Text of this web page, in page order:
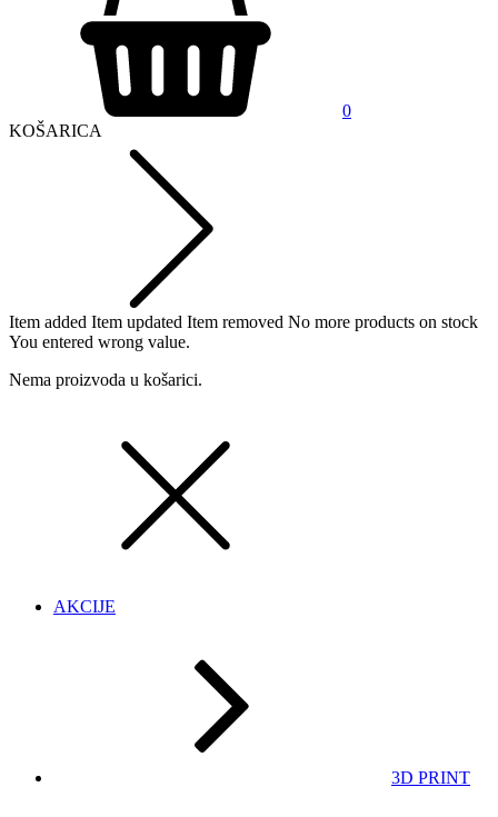
0
KOŠARICA
Item added Item updated Item removed No more products on stock
You entered wrong value.
Nema proizvoda u košarici.
AKCIJE
3D PRINT